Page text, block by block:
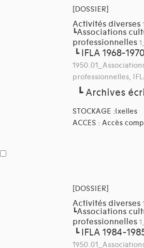
[DOSSIER]
Activités diverses
┗Associations
professionnelles
┗ IFLA 1968-1970
professionnelles,
┗Archives
STOCKAGE :Ixelles
ACCES : Accès
[DOSSIER]
Activités diverses
┗Associations
professionnelles
┗ IFLA 1984-